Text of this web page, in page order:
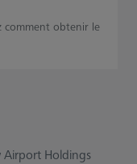
comment obtenir le
Holdings